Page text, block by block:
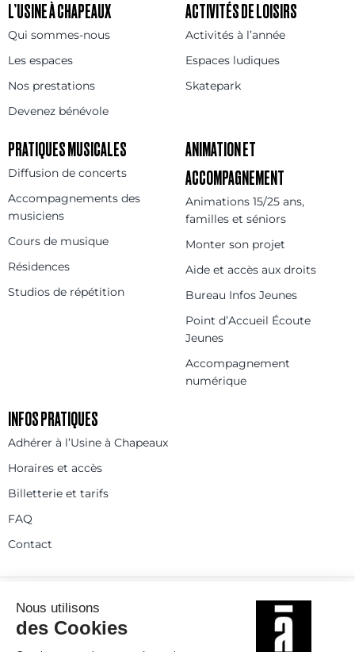
L’USINE À CHAPEAUX
Qui sommes-nous
Les espaces
Nos prestations
Devenez bénévole
ACTIVITÉS DE LOISIRS
Activités à l’année
Espaces ludiques
Skatepark
PRATIQUES MUSICALES
Diffusion de concerts
Accompagnements des
musiciens
Cours de musique
Résidences
Studios de répétition
ANIMATION ET
ACCOMPAGNEMENT
Animations 15/25 ans,
familles et séniors
Monter son projet
Aide et accès aux droits
Bureau Infos Jeunes
Point d’Accueil Écoute
Jeunes
Accompagnement
numérique
INFOS PRATIQUES
Adhérer à l’Usine à Chapeaux
Horaires et accès
Billetterie et tarifs
FAQ
Contact
Espace presse
Rejoignez-nous
© 2025
Politique de confidentialité
Mentions légales et crédits